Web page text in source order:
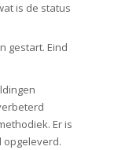
is de status
gestart. Eind
Er is